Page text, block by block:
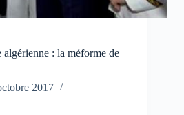
: la méforme de
2017